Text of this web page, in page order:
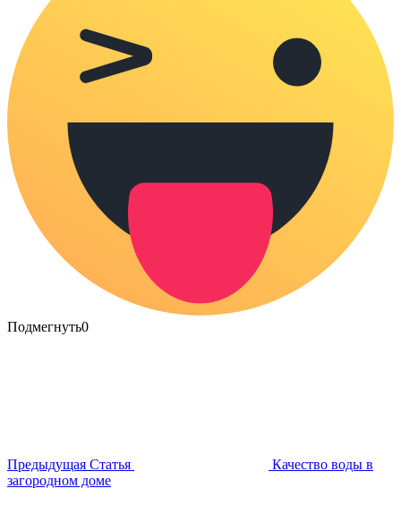
Подмегнуть0
Предыдущая Статья
Качество воды в
загородном доме